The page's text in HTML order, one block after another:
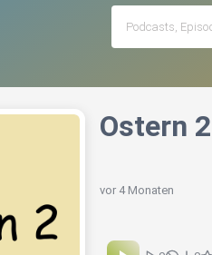
Ostern 2
vor 4 Monaten